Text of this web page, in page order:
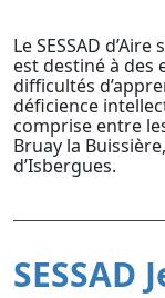
Le SESSAD
est destiné à des
difficultés
déficience
comprise entre
Bruay la
d’Isbergues.
SESSAD